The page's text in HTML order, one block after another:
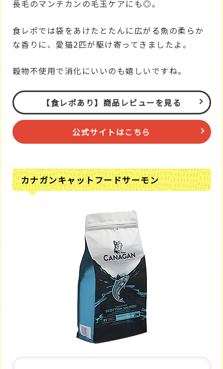
長毛のマンチカンの毛玉ケアにも◎。
食レポでは袋をあけたとたんに広がる魚の柔らか
な香りに、愛猫2匹が駆け寄ってきましたよ。
穀物不使用で消化にいいのも嬉しいですね。
【食レポあり】商品レビューを見る
公式サイトはこちら
カナガンキャットフードサーモン